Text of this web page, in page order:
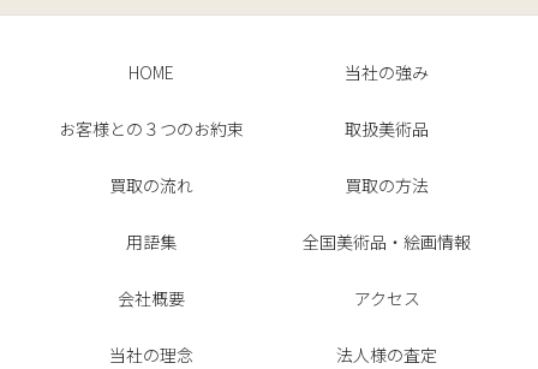
HOME 当社の強み
お客様との３つのお約束 取扱美術品
買取の流れ 買取の方法
用語集 全国美術品・絵画情報
会社概要 アクセス
当社の理念 法人様の査定